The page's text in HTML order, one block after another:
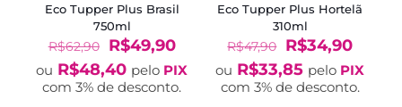
Eco Tupper Plus Brasil
750ml
R$62,90
O
preço
original
era:
R$49,90O
preço
atual
é:
ou R$48,40 pelo PIX
com 3% de desconto.
Eco Tupper Plus Hortelã
310ml
R$47,90 O
preço
original
era:
R$34,90O
preço
atual
é:
ou R$33,85 pelo PIX
com 3% de desconto.